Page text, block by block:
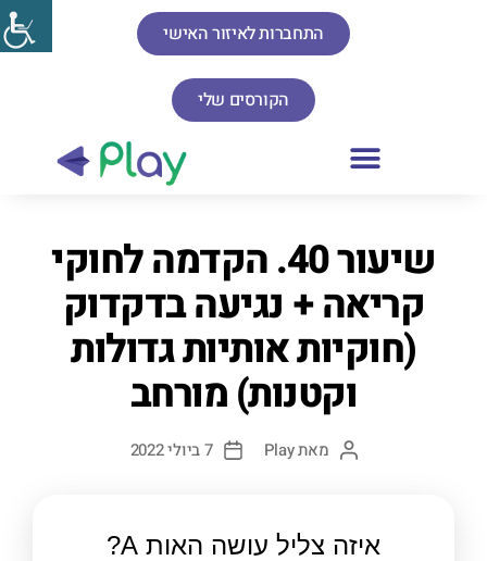
התחברות לאיזור האישי
הקורסים שלי
שיעור 40. הקדמה לחוקי
קריאה + נגיעה בדקדוק
(חוקיות אותיות גדולות
וקטנות) מורחב
מאתPlay 7 ביולי 2022
איזה צליל עושה האות A?